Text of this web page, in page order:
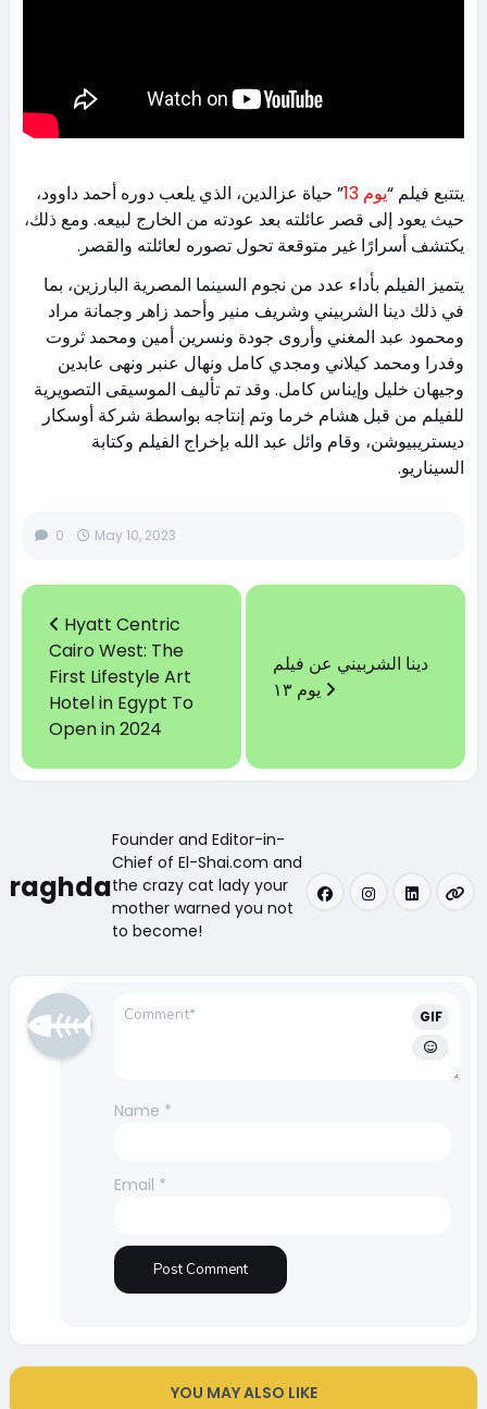
يتتبع فيلم “يوم 13
” حياة عزالدين، الذي يلعب دوره أحمد داوود،
حيث يعود إلى قصر عائلته بعد عودته من الخارج لبيعه. ومع ذلك،
يكتشف أسرارًا غير متوقعة تحول تصوره لعائلته والقصر.
يتميز الفيلم بأداء عدد من نجوم السينما المصرية البارزين، بما
في ذلك دينا الشربيني وشريف منير وأحمد زاهر وجمانة مراد
ومحمود عبد المغني وأروى جودة ونسرين أمين ومحمد ثروت
وفدرا ومحمد كيلاني ومجدي كامل ونهال عنبر ونهى عابدين
وجيهان خليل وإيناس كامل. وقد تم تأليف الموسيقى التصويرية
للفيلم من قبل هشام خرما وتم إنتاجه بواسطة شركة أوسكار
ديستريبيوشن، وقام وائل عبد الله بإخراج الفيلم وكتابة
السيناريو.
0 May 10, 2023
Hyatt Centric
Cairo West: The
First Lifestyle Art
Hotel in Egypt To
Open in 2024
دينا الشربيني عن فيلم
يوم ١٣
raghda
Founder and Editor-in-
Chief of El-Shai.com and
the crazy cat lady your
mother warned you not
to become!
GIF
Name *
Email *
YOU MAY ALSO LIKE